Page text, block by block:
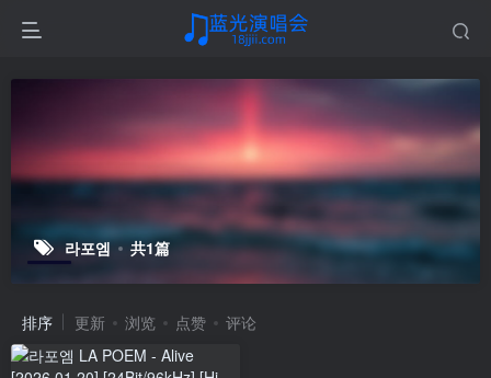
라포엠 共1篇
排序 更新 浏览 点赞 评论